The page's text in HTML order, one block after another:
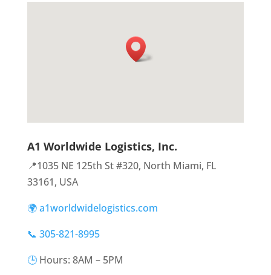
A1 Worldwide Logistics, Inc.
📍1035 NE 125th St #320, North Miami, FL
33161, USA
🌍 a1worldwidelogistics.com
📞 305-821-8995
🕒Hours: 8AM – 5PM